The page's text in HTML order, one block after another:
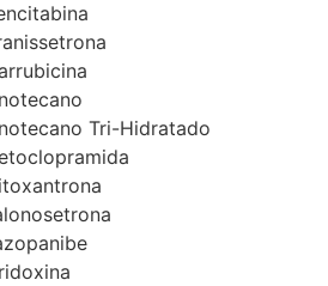
Tri-Hidratado